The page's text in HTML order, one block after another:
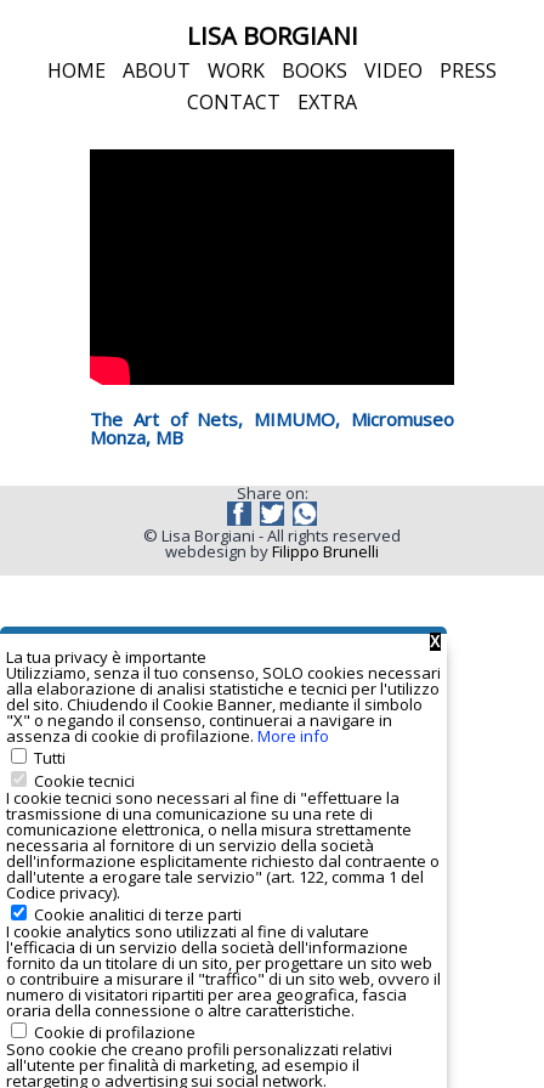
LISA BORGIANI
HOME ABOUT WORK BOOKS VIDEO
PRESS
CONTACT
EXTRA
The Art of Nets, MIMUMO, Micromuseo
Monza, MB
Share on:
© Lisa Borgiani - All rights reserved
webdesign byFilippo Brunelli
X
La tua privacy è importante
Utilizziamo, senza il tuo consenso, SOLO cookies necessari
alla elaborazione di analisi statistiche e tecnici per l'utilizzo
del sito. Chiudendo il Cookie Banner, mediante il simbolo
"X" o negando il consenso, continuerai a navigare in
assenza di cookie di profilazione. More info
Tutti
Cookie tecnici
I cookie tecnici sono necessari al fine di "effettuare la
trasmissione di una comunicazione su una rete di
comunicazione elettronica, o nella misura strettamente
necessaria al fornitore di un servizio della società
dell'informazione esplicitamente richiesto dal contraente o
dall'utente a erogare tale servizio" (art. 122, comma 1 del
Codice privacy).
Cookie analitici di terze parti
I cookie analytics sono utilizzati al fine di valutare
l'efficacia di un servizio della società dell'informazione
fornito da un titolare di un sito, per progettare un sito web
o contribuire a misurare il "traffico" di un sito web, ovvero il
numero di visitatori ripartiti per area geografica, fascia
oraria della connessione o altre caratteristiche.
Cookie di profilazione
Sono cookie che creano profili personalizzati relativi
all'utente per finalità di marketing, ad esempio il
retargeting o advertising sui social network.